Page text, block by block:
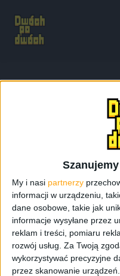
My i nasi partnerzy
informacji w urządzeniu,
dane osobowe, takie jak
informacje wysyłane przez
reklam i treści, pomiaru
rozwój usług. Za Twoją
wykorzystywać precyzyjne
przez skanowanie
Małe smartfony
Małe